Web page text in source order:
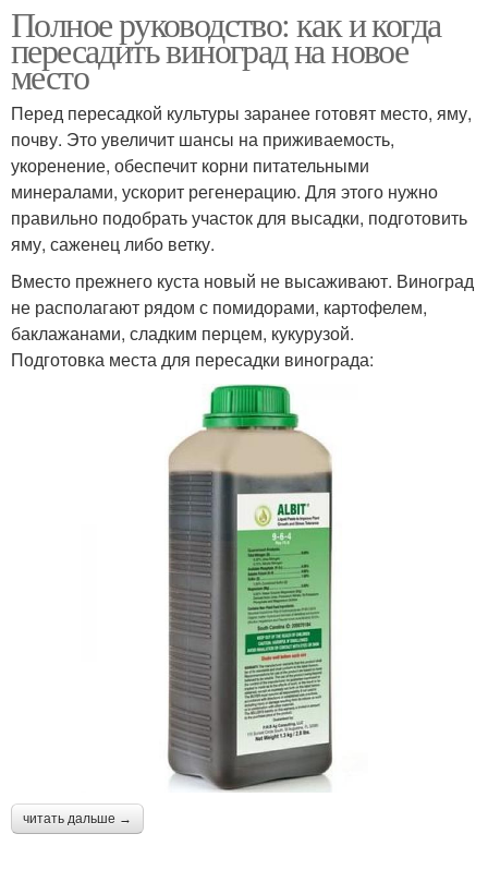
Полное руководство: как и когда
пересадить виноград на новое
место
Перед пересадкой культуры заранее готовят место, яму,
почву. Это увеличит шансы на приживаемость,
укоренение, обеспечит корни питательными
минералами, ускорит регенерацию. Для этого нужно
правильно подобрать участок для высадки, подготовить
яму, саженец либо ветку.
Вместо прежнего куста новый не высаживают. Виноград
не располагают рядом с помидорами, картофелем,
баклажанами, сладким перцем, кукурузой.
Подготовка места для пересадки винограда:
читать дальше →